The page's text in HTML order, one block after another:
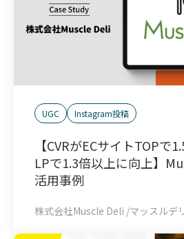
UGC Instagram投稿
【CVRがECサイトTOPで
LPで1.3倍以上に向上】
活用事例
株式会社Muscle Deli /マッスルデ